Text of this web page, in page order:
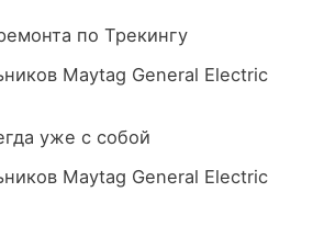
по Трекингу
уже с собой